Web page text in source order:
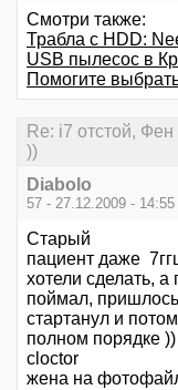
Смотри также:
Трабла с HDD:
USB пылесос в
Помогите
Re: i7 отстой,
))
Diabolo
57 - 27.12.2009 - 14:55
Старый
пациент даже
хотели сделать,
поймал, пришлось
стартанул и
полном порядке ))
cloctor
жена на